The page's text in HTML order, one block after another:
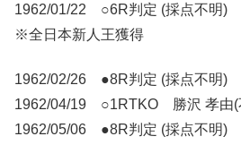
1962/01/22 ○6R判定 (採点不明)
※全日本新人王獲得
1962/02/26 ●8R判定 (採点不明)
1962/04/19 ○1RTKO 勝沢 孝由(
1962/05/06 ●8R判定 (採点不明)